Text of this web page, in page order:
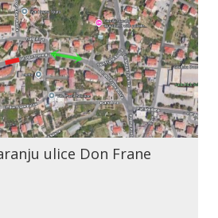
ulice Don Frane